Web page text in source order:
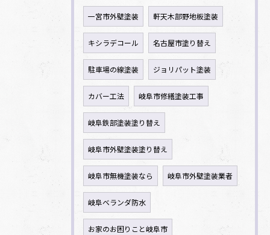
一宮市外壁塗装 軒天木部野地板塗装
キシラデコール 名古屋市塗り替え
駐車場の線塗装 ジョリパット塗装
カバー工法 岐阜市修繕塗装工事
岐阜鉄部塗装塗り替え
岐阜市外壁塗装塗り替え
岐阜市無機塗装なら 岐阜市外壁塗装業者
岐阜ベランダ防水
お家のお困りこと岐阜市